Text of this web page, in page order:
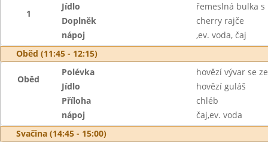
1
Jídlo
řemeslná bulka
Doplněk
cherry rajče
nápoj
,ev. voda, čaj
Oběd (11:45 - 12:15)
Oběd
Polévka
hovězí vývar se
Jídlo
hovězí guláš
Příloha
chléb
nápoj
čaj,ev. voda
Svačina (14:45 - 15:00)